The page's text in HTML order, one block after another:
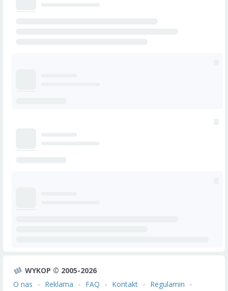
WYKOP © 2005-2026
O nas
Reklama FAQ Kontakt
Regulamin